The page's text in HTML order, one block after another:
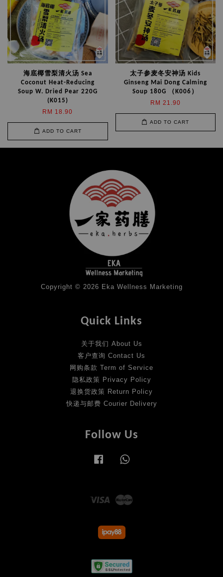
海底椰雪梨清火汤 Sea
Coconut Heat-Reducing
Soup W. Dried Pear 220G
(K015)
RM 18.90
ADD TO CART
太子参麦冬安神汤 Kids
Ginseng Mai Dong Calming
Soup 180G （K006）
RM 21.90
ADD TO CART
Copyright © 2026 Eka Wellness Marketing
Quick Links
关于我们 About Us
客户查询 Contact Us
网购条款 Term of Service
隐私政策 Privacy Policy
退换货政策 Return Policy
快递与邮费 Courier Delivery
Follow Us
Facebook
Visa